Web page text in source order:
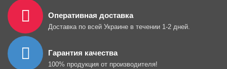
Оперативная доставка
Доставка по всей Украине в течении 1-2 дней.
Гарантия качества
100% продукция от производителя!